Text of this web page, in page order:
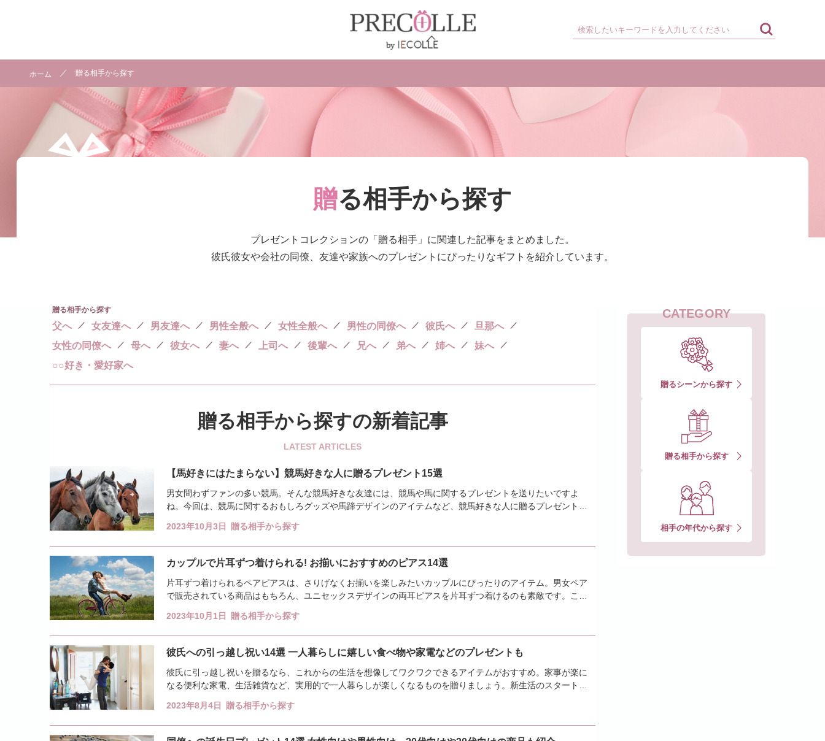
ホーム 贈る相手から探す
贈る相手から探す
プレゼントコレクションの「贈る相手」に関連した記事をまとめました。
彼氏彼女や会社の同僚、友達や家族へのプレゼントにぴったりなギフトを紹介しています。
贈る相手から探す
父へ 女友達へ 男友達へ 男性全般へ 女性全般へ 男性の同僚へ 彼氏へ
旦那へ
女性の同僚へ
母へ 彼女へ 妻へ 上司へ 後輩へ 兄へ 弟へ 姉へ
妹へ
○○好き・愛好家へ
贈る相手から探すの新着記事
LATEST ARTICLES
【馬好きにはたまらない】競馬好きな人に贈るプレゼント15選
男女問わずファンの多い競馬。そんな競馬好きな友達には、競馬や馬に関するプレゼントを送りたいですよ
ね。今回は、競馬に関するおもしろグッズや馬蹄デザインのアイテムなど、競馬好きな人に贈るプレゼントを
2023年10月3日 贈る相手から探す
カップルで片耳ずつ着けられる! お揃いにおすすめのピアス14選
片耳ずつ着けられるペアピアスは、さりげなくお揃いを楽しみたいカップルにぴったりのアイテム。男女ペア
で販売されている商品はもちろん、ユニセックスデザインの両耳ピアスを片耳ずつ着けるのも素敵です。この
2023年10月1日 贈る相手から探す
彼氏への引っ越し祝い14選 一人暮らしに嬉しい食べ物や家電などのプレゼントも
彼氏に引っ越し祝いを贈るなら、これからの生活を想像してワクワクできるアイテムがおすすめ。家事が楽に
なる便利な家電、生活雑貨など、実用的で一人暮らしが楽しくなるものを贈りましょう。新生活のスタートを
2023年8月4日 贈る相手から探す
CATEGORY
贈るシーンから探す
贈る相手から探す
相手の年代から探す